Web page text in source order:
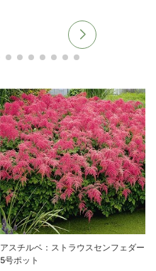
アスチルベ：ストラウスセンフェダー
5号ポット